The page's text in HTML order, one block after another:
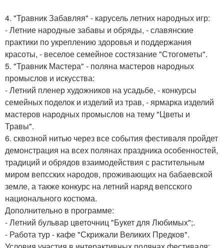
4. "Травник Забавляя" - карусель летних народных игр:
- Летние народные забавы и обряды, - славянские
практики по укреплению здоровья и поддержания
красоты, - веселое семейное состязание "Стогометы".
5. "Травник Мастера" - поляна мастеров народных
промыслов и искусства:
- Летний пленер художников на усадьбе, - конкурсы
семейных поделок и изделий из трав, - ярмарка изделий
мастеров народных промыслов на тему "Цветы и
Травы".
6. сквозной нитью через все события фестиваля пройдет
демонстрация на всех полянах праздника особенностей,
традиций и обрядов взаимодействия с растительным
миром вепсских народов, проживающих на бабаевской
земле, а также конкурс на летний наряд вепсского
национального костюма.
Дополнительно в программе:
- Летний бульвар цветочниц "Букет для Любимых";.
- Работа тур - кафе "Скрижали Великих Предков".